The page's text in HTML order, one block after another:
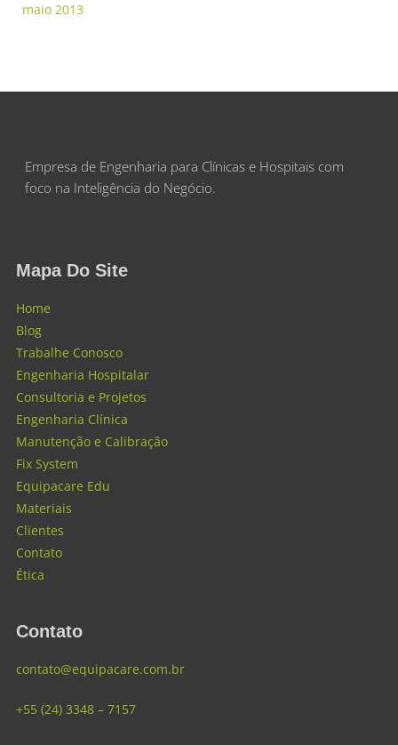
maio 2013
Empresa de Engenharia para Clínicas e Hospitais com
foco na Inteligência do Negócio.
Mapa Do Site
Home
Blog
Trabalhe Conosco
Engenharia Hospitalar
Consultoria e Projetos
Engenharia Clínica
Manutenção e Calibração
Fix System
Equipacare Edu
Materiais
Clientes
Contato
Ética
Contato
contato@equipacare.com.br
+55 (24) 3348 – 7157